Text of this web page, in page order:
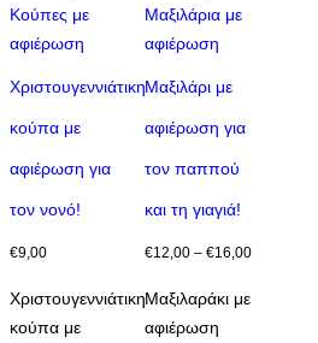
Κούπες με
αφιέρωση
Χριστουγεννιάτικη
κούπα με
αφιέρωση για
τον νονό!
€9,00
Χριστουγεννιάτικη
κούπα με
Αυτό
το
έχει
πολλαπλές
παραλλαγές.
επιλογές
μπορούν
επιλεγούν
στη
Μαξιλάρια με
αφιέρωση
Μαξιλάρι με
αφιέρωση για
τον παππού
και τη γιαγιά!
€12,00 – €16,00Price
€12,00
Μαξιλαράκι με
αφιέρωση